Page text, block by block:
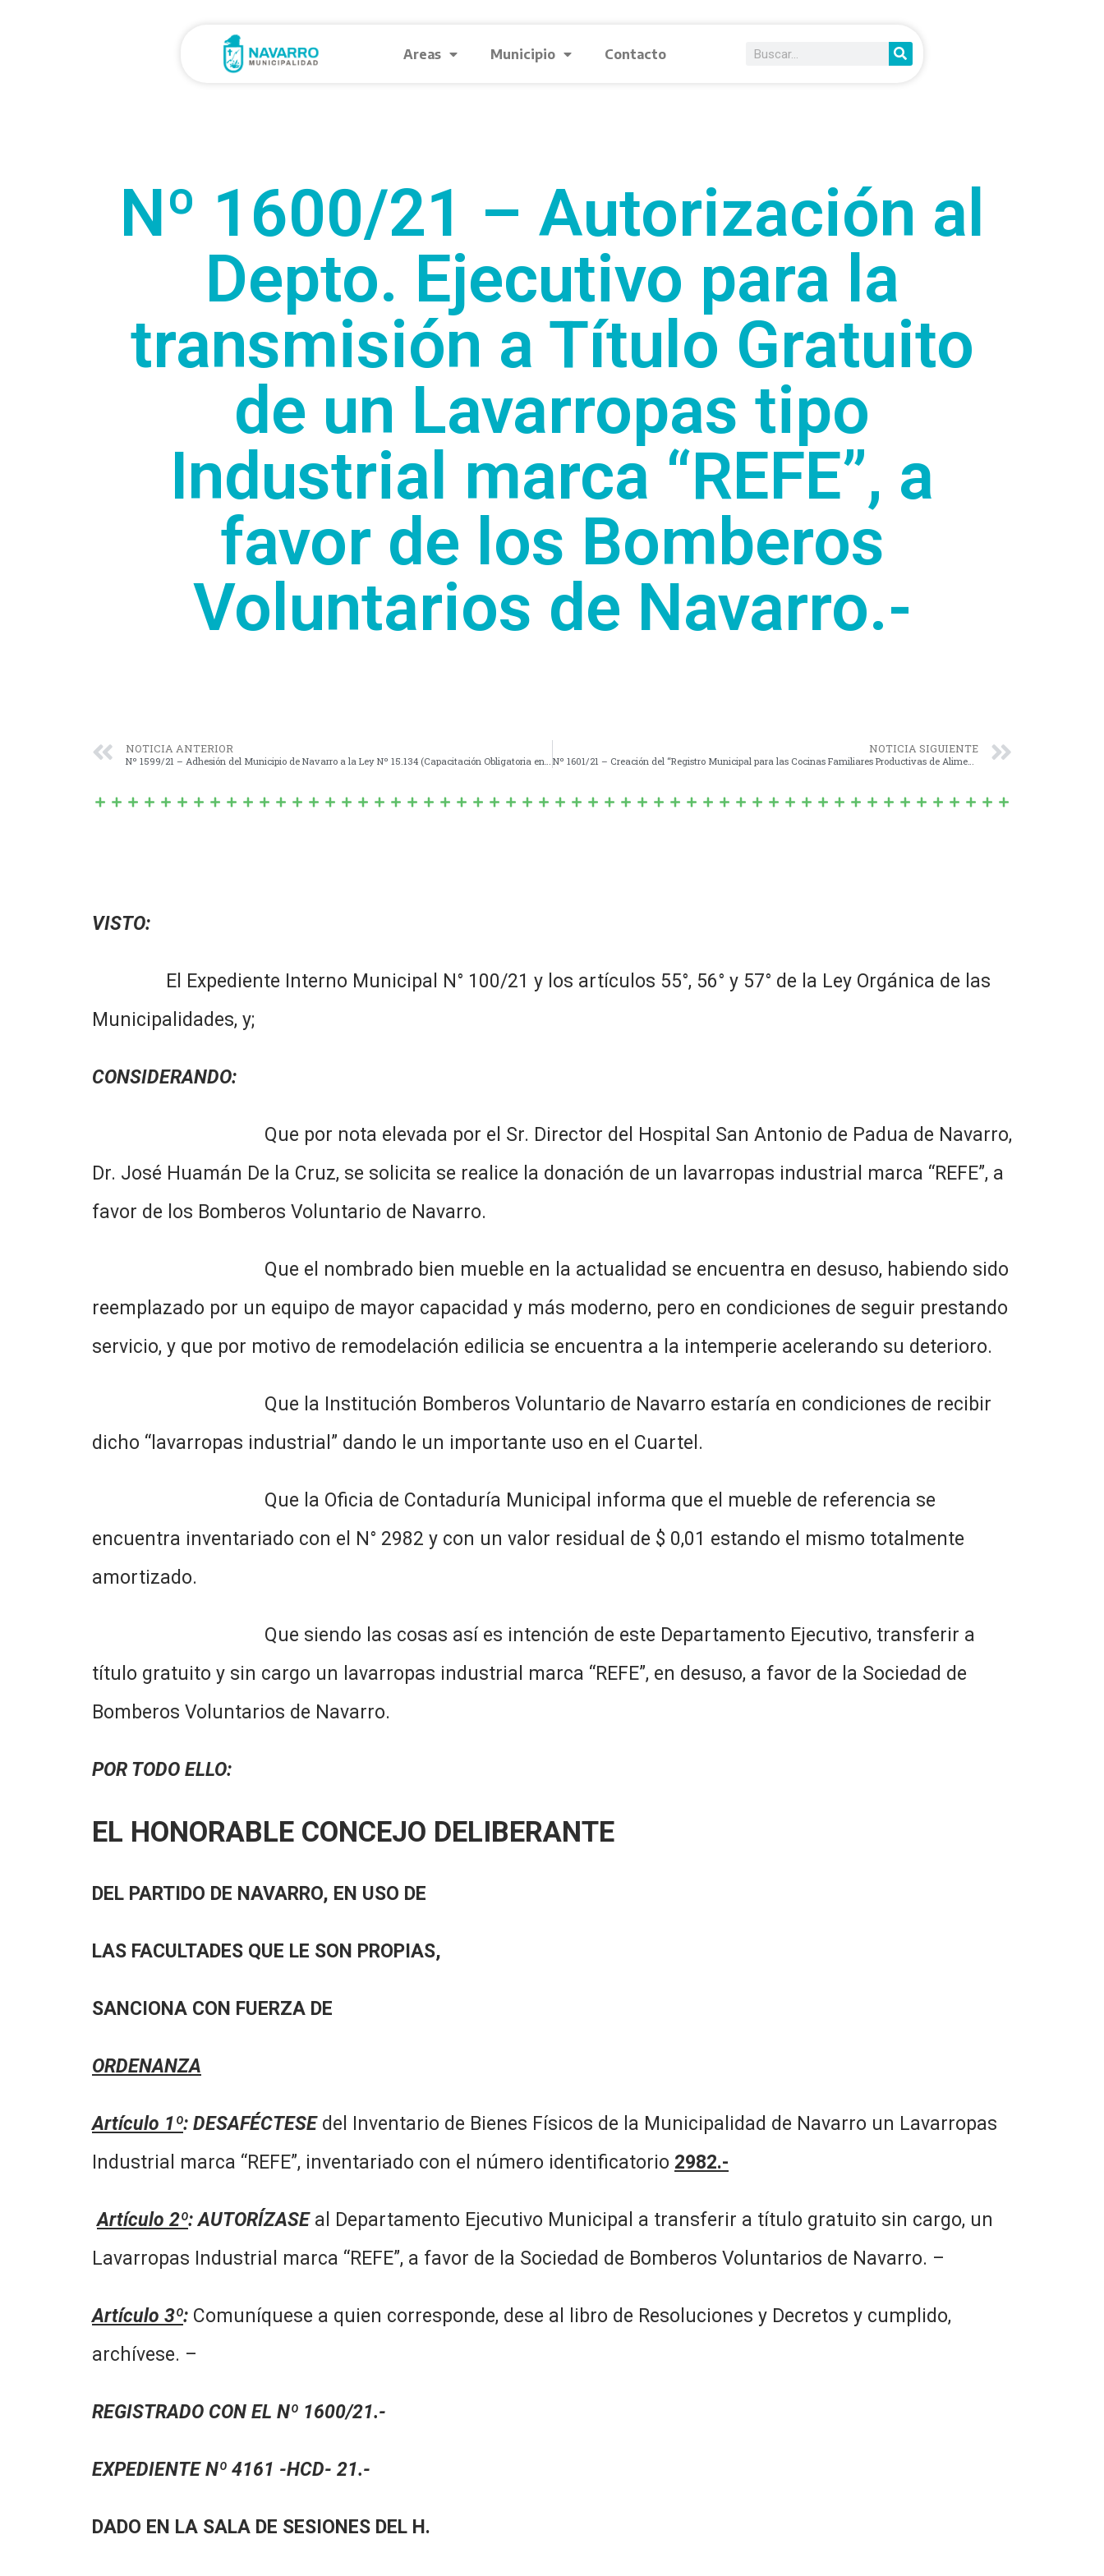
Areas Municipio Contacto
Nº 1600/21 – Autorización al
Depto. Ejecutivo para la
transmisión a Título Gratuito
de un Lavarropas tipo
Industrial marca “REFE”, a
favor de los Bomberos
Voluntarios de Navarro.-
NOTICIA ANTERIOR NOTICIA SIGUIENTE
Nº 1601/21 – Creación del “Registro Municipal para las Cocinas Familiares Productivas de Alimentos”.
VISTO:
El Expediente Interno Municipal N° 100/21 y los artículos 55°, 56° y 57° de la Ley Orgánica de las
Municipalidades, y;
CONSIDERANDO:
Que por nota elevada por el Sr. Director del Hospital San Antonio de Padua de Navarro,
Dr. José Huamán De la Cruz, se solicita se realice la donación de un lavarropas industrial marca “REFE”, a
favor de los Bomberos Voluntario de Navarro.
Que el nombrado bien mueble en la actualidad se encuentra en desuso, habiendo sido
reemplazado por un equipo de mayor capacidad y más moderno, pero en condiciones de seguir prestando
servicio, y que por motivo de remodelación edilicia se encuentra a la intemperie acelerando su deterioro.
Que la Institución Bomberos Voluntario de Navarro estaría en condiciones de recibir
dicho “lavarropas industrial” dando le un importante uso en el Cuartel.
Que la Oficia de Contaduría Municipal informa que el mueble de referencia se
encuentra inventariado con el N° 2982 y con un valor residual de $ 0,01 estando el mismo totalmente
amortizado.
Que siendo las cosas así es intención de este Departamento Ejecutivo, transferir a
título gratuito y sin cargo un lavarropas industrial marca “REFE”, en desuso, a favor de la Sociedad de
Bomberos Voluntarios de Navarro.
POR TODO ELLO:
EL HONORABLE CONCEJO DELIBERANTE
DEL PARTIDO DE NAVARRO, EN USO DE
LAS FACULTADES QUE LE SON PROPIAS,
SANCIONA CON FUERZA DE
ORDENANZA
Artículo 1º: DESAFÉCTESEdel Inventario de Bienes Físicos de la Municipalidad de Navarro un Lavarropas
Industrial marca “REFE”, inventariado con el número identificatorio 2982.-
Artículo 2º: AUTORÍZASE al Departamento Ejecutivo Municipal a transferir a título gratuito sin cargo, un
Lavarropas Industrial marca “REFE”, a favor de la Sociedad de Bomberos Voluntarios de Navarro. –
Artículo 3º: Comuníquese a quien corresponde, dese al libro de Resoluciones y Decretos y cumplido,
archívese. –
REGISTRADO CON EL Nº 1600/21.-
EXPEDIENTE Nº 4161 -HCD- 21.-
DADO EN LA SALA DE SESIONES DEL H.